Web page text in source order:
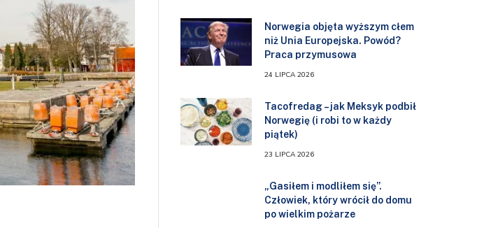
Norwegia objęta wyższym cłem
niż Unia Europejska. Powód?
Praca przymusowa
24 LIPCA 2026
Tacofredag – jak Meksyk podbił
Norwegię (i robi to w każdy
piątek)
23 LIPCA 2026
„Gasiłem i modliłem się”.
Człowiek, który wrócił do domu
po wielkim pożarze